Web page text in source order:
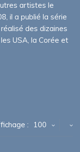
artistes le
il a publié la série
des dizaines
USA, la Corée et
: 100